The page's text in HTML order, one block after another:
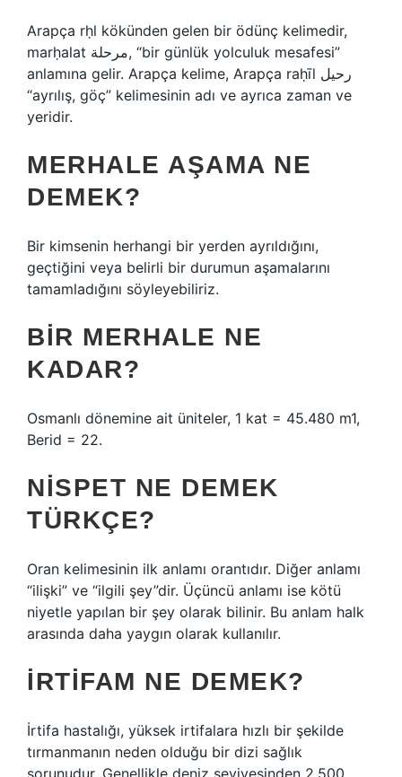
Arapça rḥl kökünden gelen bir ödünç kelimedir,
marḥalat مرحلة, “bir günlük yolculuk mesafesi”
anlamına gelir. Arapça kelime, Arapça raḥīl رحيل
“ayrılış, göç” kelimesinin adı ve ayrıca zaman ve
yeridir.
MERHALE AŞAMA NE
DEMEK?
Bir kimsenin herhangi bir yerden ayrıldığını,
geçtiğini veya belirli bir durumun aşamalarını
tamamladığını söyleyebiliriz.
BIR MERHALE NE
KADAR?
Osmanlı dönemine ait üniteler, 1 kat = 45.480 m1,
Berid = 22.
NISPET NE DEMEK
TÜRKÇE?
Oran kelimesinin ilk anlamı orantıdır. Diğer anlamı
“ilişki” ve “ilgili şey”dir. Üçüncü anlamı ise kötü
niyetle yapılan bir şey olarak bilinir. Bu anlam halk
arasında daha yaygın olarak kullanılır.
İRTIFAM NE DEMEK?
İrtifa hastalığı, yüksek irtifalara hızlı bir şekilde
tırmanmanın neden olduğu bir dizi sağlık
sorunudur. Genellikle deniz seviyesinden 2.500